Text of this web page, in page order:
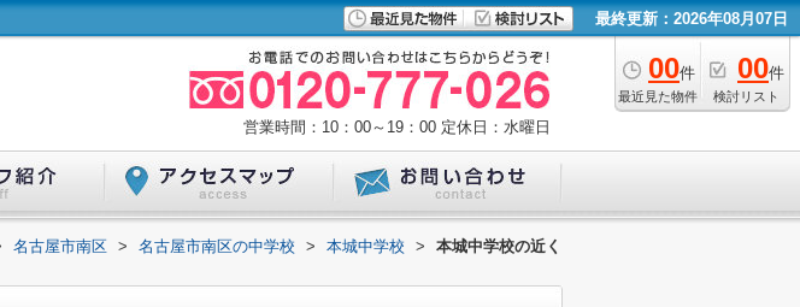
最終更新：2026年08月07日
00件
最近見た物件
00件
検討リスト
営業時間：10：00～19：00 定休日：水曜日
名古屋市南区 > 名古屋市南区の中学校 > 本城中学校 >
本城中学校の近く